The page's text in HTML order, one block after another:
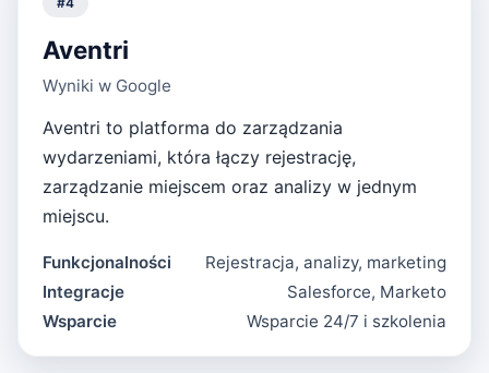
Aventri
Wyniki w Google
Aventri to platforma do zarządzania
wydarzeniami, która łączy rejestrację,
zarządzanie miejscem oraz analizy w jednym
miejscu.
Funkcjonalności
Rejestracja, analizy, marketing
Integracje
Salesforce, Marketo
Wsparcie
Wsparcie 24/7 i szkolenia